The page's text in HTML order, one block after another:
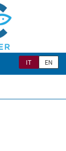
IT EN